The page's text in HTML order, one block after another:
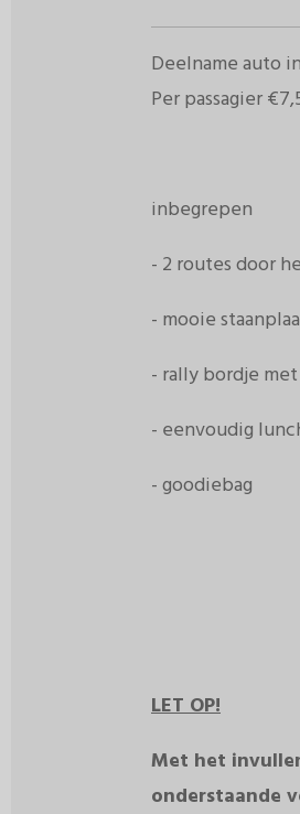
Deelname auto
Per passagier
inbegrepen
- 2 routes door
- mooie
- rally bordje
- eenvoudig
- goodiebag
LET OP!
Met het
onderstaande